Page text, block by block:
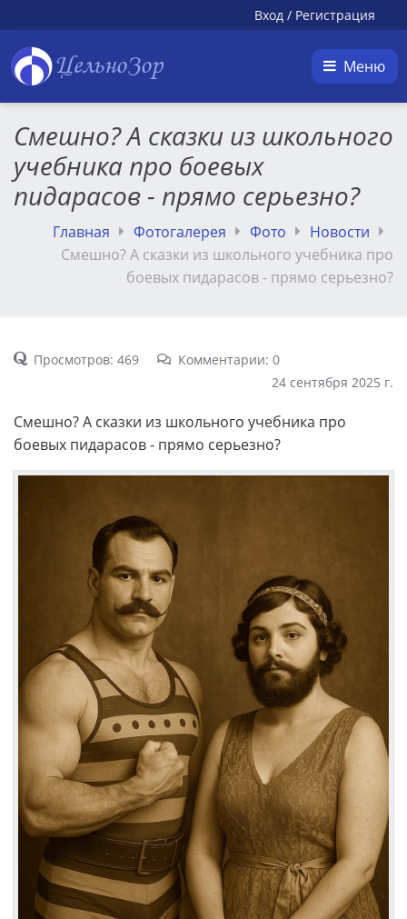
Вход / Регистрация
ЦельноЗор Меню
Смешно? А сказки из школьного
учебника про боевых
пидарасов - прямо серьезно?
Главная Фотогалерея Фото
Новости
Смешно? А сказки из школьного учебника про
боевых пидарасов - прямо серьезно?
Просмотров: 469
Комментарии: 0
24 сентября 2025 г.
Смешно? А сказки из школьного учебника про
боевых пидарасов - прямо серьезно?